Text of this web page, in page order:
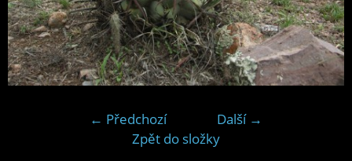
← Předchozí
Další →
Zpět do složky